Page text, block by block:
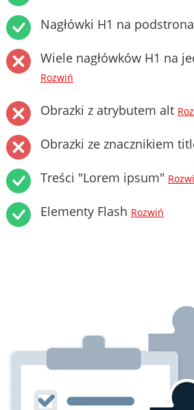
Nagłówki H1 na
Wiele nagłówków H1 na
Rozwiń
Obrazki z atrybutem alt
Obrazki ze znacznikiem
Treści "Lorem ipsum"
Elementy Flash Rozwiń